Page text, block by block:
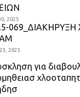
2025
2025
για